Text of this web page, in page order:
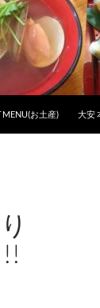
MENU(お土産)
大安